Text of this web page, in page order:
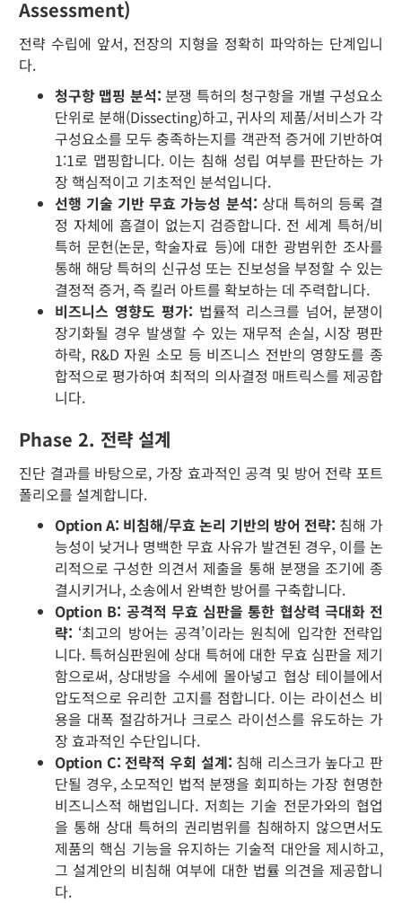
Assessment)
전략 수립에 앞서, 전장의 지형을 정확히 파악하는 단계입니
다.
청구항 맵핑 분석: 분쟁 특허의 청구항을 개별 구성요소
단위로 분해(Dissecting)하고, 귀사의 제품/서비스가 각
구성요소를 모두 충족하는지를 객관적 증거에 기반하여
1:1로 맵핑합니다. 이는 침해 성립 여부를 판단하는 가
장 핵심적이고 기초적인 분석입니다.
선행 기술 기반 무효 가능성 분석: 상대 특허의 등록 결
정 자체에 흠결이 없는지 검증합니다. 전 세계 특허/비
특허 문헌(논문, 학술자료 등)에 대한 광범위한 조사를
통해 해당 특허의 신규성 또는 진보성을 부정할 수 있는
결정적 증거, 즉 킬러 아트를 확보하는 데 주력합니다.
비즈니스 영향도 평가: 법률적 리스크를 넘어, 분쟁이
장기화될 경우 발생할 수 있는 재무적 손실, 시장 평판
하락, R&D 자원 소모 등 비즈니스 전반의 영향도를 종
합적으로 평가하여 최적의 의사결정 매트릭스를 제공합
니다.
Phase 2. 전략 설계
진단 결과를 바탕으로, 가장 효과적인 공격 및 방어 전략 포트
폴리오를 설계합니다.
Option A: 비침해/무효 논리 기반의 방어 전략: 침해 가
능성이 낮거나 명백한 무효 사유가 발견된 경우, 이를 논
리적으로 구성한 의견서 제출을 통해 분쟁을 조기에 종
결시키거나, 소송에서 완벽한 방어를 구축합니다.
Option B: 공격적 무효 심판을 통한 협상력 극대화 전
략: ‘최고의 방어는 공격’이라는 원칙에 입각한 전략입
니다. 특허심판원에 상대 특허에 대한 무효 심판을 제기
함으로써, 상대방을 수세에 몰아넣고 협상 테이블에서
압도적으로 유리한 고지를 점합니다. 이는 라이선스 비
용을 대폭 절감하거나 크로스 라이선스를 유도하는 가
장 효과적인 수단입니다.
Option C: 전략적 우회 설계: 침해 리스크가 높다고 판
단될 경우, 소모적인 법적 분쟁을 회피하는 가장 현명한
비즈니스적 해법입니다. 저희는 기술 전문가와의 협업
을 통해 상대 특허의 권리범위를 침해하지 않으면서도
제품의 핵심 기능을 유지하는 기술적 대안을 제시하고,
그 설계안의 비침해 여부에 대한 법률 의견을 제공합니
다.